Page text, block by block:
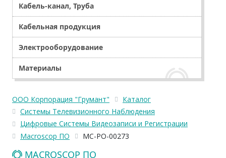
Кабель-канал, Труба
Кабельная продукция
Электрооборудование
Материалы
ООО Корпорация "Грумант"
Каталог
Системы Телевизионного Наблюдения
Цифровые Системы Видеозаписи и Регистрации
Macroscop ПО
МС-РО-00273
MACROSCOP ПО